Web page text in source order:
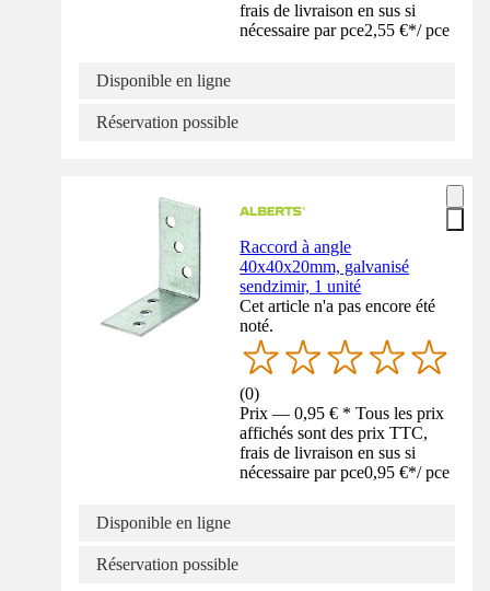
frais de livraison en sus si
nécessaire par pce2,55 €*/ pce
Disponible en ligne
Réservation possible
Raccord à angle
40x40x20mm, galvanisé
sendzimir, 1 unité
Cet article n'a pas encore été
noté.
(0)
Prix — 0,95 € * Tous les prix
affichés sont des prix TTC,
frais de livraison en sus si
nécessaire par pce0,95 €*/ pce
Disponible en ligne
Réservation possible